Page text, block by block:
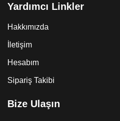
Yardımcı Linkler
Hakkımızda
İletişim
Hesabım
Sipariş Takibi
Bize Ulaşın